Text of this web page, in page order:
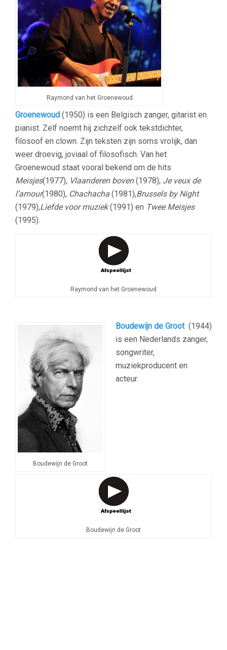
Raymond van het Groenewoud
Groenewoud (1950) is een Belgisch zanger, gitarist en
pianist. Zelf noemt hij zichzelf ook tekstdichter,
filosoof en clown. Zijn teksten zijn soms vrolijk, dan
weer droevig, joviaal of filosofisch. Van het
Groenewoud staat vooral bekend om de hits
Meisjes(1977), Vlaanderen boven(1978), Je veux de
l’amour(1980), Chachacha (1981),Brussels by Night
(1979),Liefde voor muziek(1991) en Twee Meisjes
(1995).
Raymond van het Groenewoud
Boudewijn de Groot
Boudewijn de Groot(1944)
is een Nederlands zanger,
songwriter,
muziekproducent en
acteur.
Boudewijn de Groot